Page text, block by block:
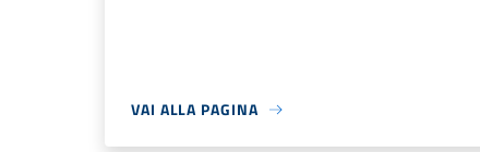
VAI ALLA PAGINA